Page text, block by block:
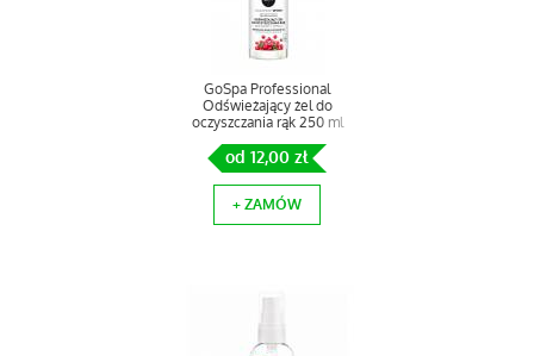
GoSpa Professional
Odświeżający żel do
oczyszczania rąk 250 ml
od 12,00 zł
+ ZAMÓW